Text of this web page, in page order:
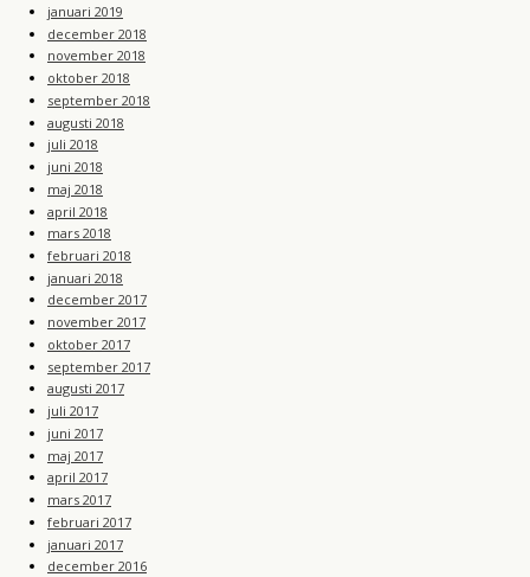
januari 2019
december 2018
november 2018
oktober 2018
september 2018
augusti 2018
juli 2018
juni 2018
maj 2018
april 2018
mars 2018
februari 2018
januari 2018
december 2017
november 2017
oktober 2017
september 2017
augusti 2017
juli 2017
juni 2017
maj 2017
april 2017
mars 2017
februari 2017
januari 2017
december 2016